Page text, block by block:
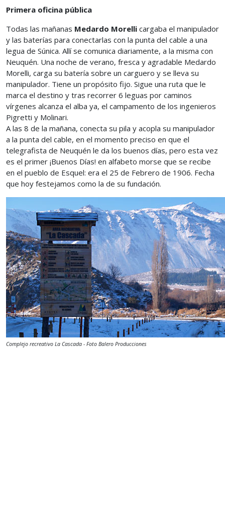
Primera oficina pública
Todas las mañanas Medardo Morelli cargaba el manipulador
y las baterías para conectarlas con la punta del cable a una
legua de Súnica. Allí se comunica diariamente, a la misma con
Neuquén. Una noche de verano, fresca y agradable Medardo
Morelli, carga su batería sobre un carguero y se lleva su
manipulador. Tiene un propósito fijo. Sigue una ruta que le
marca el destino y tras recorrer 6 leguas por caminos
vírgenes alcanza el alba ya, el campamento de los ingenieros
Pigretti y Molinari.
A las 8 de la mañana, conecta su pila y acopla su manipulador
a la punta del cable, en el momento preciso en que el
telegrafista de Neuquén le da los buenos días, pero esta vez
es el primer ¡Buenos Días! en alfabeto morse que se recibe
en el pueblo de Esquel: era el 25 de Febrero de 1906. Fecha
que hoy festejamos como la de su fundación.
Complejo recreativo La Cascada - Foto Balero Producciones